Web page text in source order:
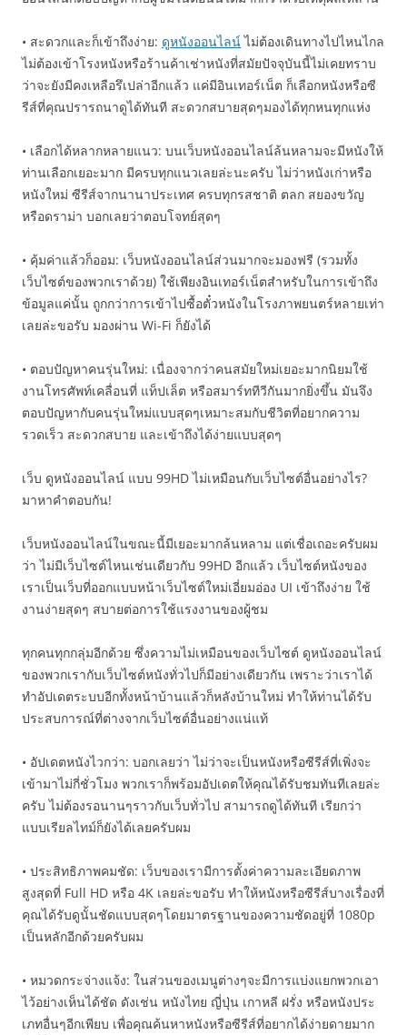
• สะดวกและก็เข้าถึงง่าย: ดูหนังออนไลน์ไม่ต้องเดินทางไปไหนไกล
ไม่ต้องเข้าโรงหนังหรือร้านค้าเช่าหนังที่สมัยปัจจุบันนี้ไม่เคยทราบ
ว่าจะยังมีคงเหลือรึเปล่าอีกแล้ว แค่มีอินเทอร์เน็ต ก็เลือกหนังหรือซี
รีส์ที่คุณปรารถนาดูได้ทันที สะดวกสบายสุดๆมองได้ทุกหนทุกแห่ง
• เลือกได้หลากหลายแนว: บนเว็บหนังออนไลน์ล้นหลามจะมีหนังให้
ท่านเลือกเยอะมาก มีครบทุกแนวเลยล่ะนะครับ ไม่ว่าหนังเก่าหรือ
หนังใหม่ ซีรีส์จากนานาประเทศ ครบทุกรสชาติ ตลก สยองขวัญ
หรือดราม่า บอกเลยว่าตอบโจทย์สุดๆ
• คุ้มค่าแล้วก็ออม: เว็บหนังออนไลน์ส่วนมากจะมองฟรี (รวมทั้ง
เว็บไซต์ของพวกเราด้วย) ใช้เพียงอินเทอร์เน็ตสำหรับในการเข้าถึง
ข้อมูลแค่นั้น ถูกกว่าการเข้าไปซื้อตั๋วหนังในโรงภาพยนตร์หลายเท่า
เลยล่ะขอรับ มองผ่าน Wi-Fi ก็ยังได้
• ตอบปัญหาคนรุ่นใหม่: เนื่องจากว่าคนสมัยใหม่เยอะมากนิยมใช้
งานโทรศัพท์เคลื่อนที่ แท็ปเล็ต หรือสมาร์ททีวีกันมากยิ่งขึ้น มันจึง
ตอบปัญหากับคนรุ่นใหม่แบบสุดๆเหมาะสมกับชีวิตที่อยากความ
รวดเร็ว สะดวกสบาย และเข้าถึงได้ง่ายแบบสุดๆ
เว็บ ดูหนังออนไลน์ แบบ 99HD ไม่เหมือนกับเว็บไซต์อื่นอย่างไร?
มาหาคำตอบกัน!
เว็บหนังออนไลน์ในขณะนี้มีเยอะมากล้นหลาม แต่เชื่อเถอะครับผม
ว่า ไม่มีเว็บไซต์ไหนเช่นเดียวกับ 99HD อีกแล้ว เว็บไซต์หนังของ
เราเป็นเว็บที่ออกแบบหน้าเว็บไซต์ใหม่เอี่ยมอ่อง UI เข้าถึงง่าย ใช้
งานง่ายสุดๆ สบายต่อการใช้แรงงานของผู้ชม
ทุกคนทุกกลุ่มอีกด้วย ซึ่งความไม่เหมือนของเว็บไซต์ ดูหนังออนไลน์
ของพวกเรากับเว็บไซต์หนังทั่วไปก็มีอย่างเดียวกัน เพราะว่าเราได้
ทำอัปเดตระบบอีกทั้งหน้าบ้านแล้วก็หลังบ้านใหม่ ทำให้ท่านได้รับ
ประสบการณ์ที่ต่างจากเว็บไซต์อื่นอย่างแน่แท้
• อัปเดตหนังไวกว่า: บอกเลยว่า ไม่ว่าจะเป็นหนังหรือซีรีส์ที่เพิ่งจะ
เข้ามาไม่กี่ชั่วโมง พวกเราก็พร้อมอัปเดตให้คุณได้รับชมทันทีเลยล่ะ
ครับ ไม่ต้องรอนานๆราวกับเว็บทั่วไป สามารถดูได้ทันที เรียกว่า
แบบเรียลไทม์ก็ยังได้เลยครับผม
• ประสิทธิภาพคมชัด: เว็บของเรามีการตั้งค่าความละเอียดภาพ
สูงสุดที่ Full HD หรือ 4K เลยล่ะขอรับ ทำให้หนังหรือซีรีส์บางเรื่องที่
คุณได้รับดูนั้นชัดแบบสุดๆโดยมาตรฐานของความชัดอยู่ที่ 1080p
เป็นหลักอีกด้วยครับผม
• หมวดกระจ่างแจ้ง: ในส่วนของเมนูต่างๆจะมีการแบ่งแยกพวกเอา
ไว้อย่างเห็นได้ชัด ดังเช่น หนังไทย ญี่ปุ่น เกาหลี ฝรั่ง หรือหนังประ
เภทอื่นๆอีกเพียบ เพื่อคุณค้นหาหนังหรือซีรีส์ที่อยากได้ง่ายดายมาก